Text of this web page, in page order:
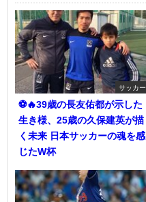
サッカー
⚽🔥39歳の長友佑都が示した
生き様、25歳の久保建英が描
く未来 日本サッカーの魂を感
じたW杯